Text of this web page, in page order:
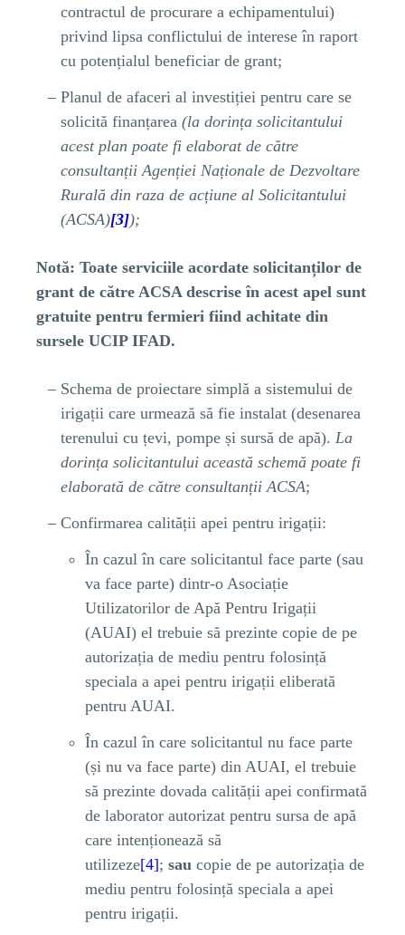
contractul de procurare a echipamentului)
privind lipsa conflictului de interese în raport
cu potențialul beneficiar de grant;
Planul de afaceri al investiției pentru care se
solicită finanțarea (la dorința solicitantului
acest plan poate fi elaborat de către
consultanții Agenției Naționale de Dezvoltare
Rurală din raza de acțiune al Solicitantului
(ACSA)[3]);
Notă: Toate serviciile acordate solicitanților de
grant de către ACSA descrise în acest apel sunt
gratuite pentru fermieri fiind achitate din
sursele UCIP IFAD.
Schema de proiectare simplă a sistemului de
irigații care urmează să fie instalat (desenarea
terenului cu țevi, pompe și sursă de apă). La
dorința solicitantului această schemă poate fi
elaborată de către consultanții ACSA;
Confirmarea calității apei pentru irigații:
În cazul în care solicitantul face parte (sau
va face parte) dintr-o Asociație
Utilizatorilor de Apă Pentru Irigații
(AUAI) el trebuie să prezinte copie de pe
autorizația de mediu pentru folosință
speciala a apei pentru irigații eliberată
pentru AUAI.
În cazul în care solicitantul nu face parte
(și nu va face parte) din AUAI, el trebuie
să prezinte dovada calității apei confirmată
de laborator autorizat pentru sursa de apă
care intenționează să
utilizeze[4]; sau copie de pe autorizația de
mediu pentru folosință speciala a apei
pentru irigații.